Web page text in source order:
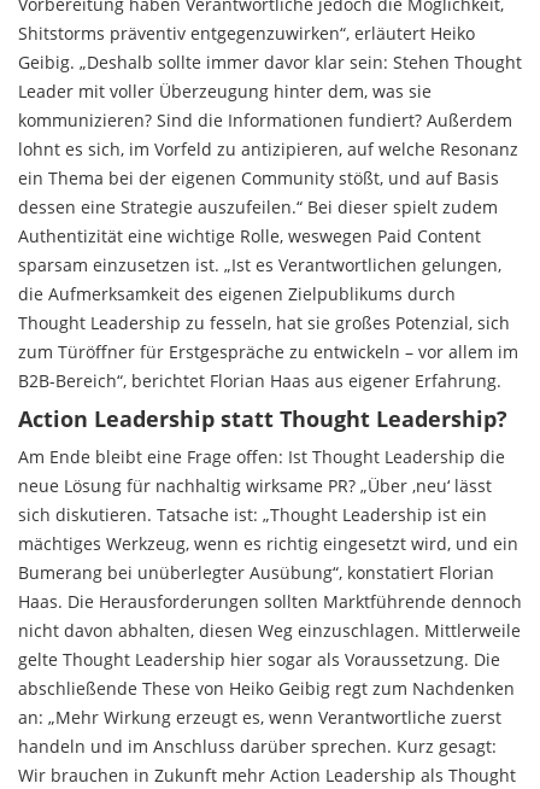
Shitstorms präventiv entgegenzuwirken“, erläutert Heiko
Geibig. „Deshalb sollte immer davor klar sein: Stehen Thought
Leader mit voller Überzeugung hinter dem, was sie
kommunizieren? Sind die Informationen fundiert? Außerdem
lohnt es sich, im Vorfeld zu antizipieren, auf welche Resonanz
ein Thema bei der eigenen Community stößt, und auf Basis
dessen eine Strategie auszufeilen.“ Bei dieser spielt zudem
Authentizität eine wichtige Rolle, weswegen Paid Content
sparsam einzusetzen ist. „Ist es Verantwortlichen gelungen,
die Aufmerksamkeit des eigenen Zielpublikums durch
Thought Leadership zu fesseln, hat sie großes Potenzial, sich
zum Türöffner für Erstgespräche zu entwickeln – vor allem im
B2B-Bereich“, berichtet Florian Haas aus eigener Erfahrung.
Action Leadership statt Thought Leadership?
Am Ende bleibt eine Frage offen: Ist Thought Leadership die
neue Lösung für nachhaltig wirksame PR? „Über ‚neu‘ lässt
sich diskutieren. Tatsache ist: „Thought Leadership ist ein
mächtiges Werkzeug, wenn es richtig eingesetzt wird, und ein
Bumerang bei unüberlegter Ausübung“, konstatiert Florian
Haas. Die Herausforderungen sollten Marktführende dennoch
nicht davon abhalten, diesen Weg einzuschlagen. Mittlerweile
gelte Thought Leadership hier sogar als Voraussetzung. Die
abschließende These von Heiko Geibig regt zum Nachdenken
an: „Mehr Wirkung erzeugt es, wenn Verantwortliche zuerst
handeln und im Anschluss darüber sprechen. Kurz gesagt:
Wir brauchen in Zukunft mehr Action Leadership als Thought